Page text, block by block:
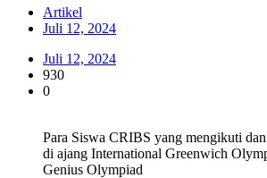
Artikel
Juli 12, 2024
Juli 12, 2024
930
0
Para Siswa CRIBS yang mengikuti dan
di ajang International Greenwich
Genius Olympiad